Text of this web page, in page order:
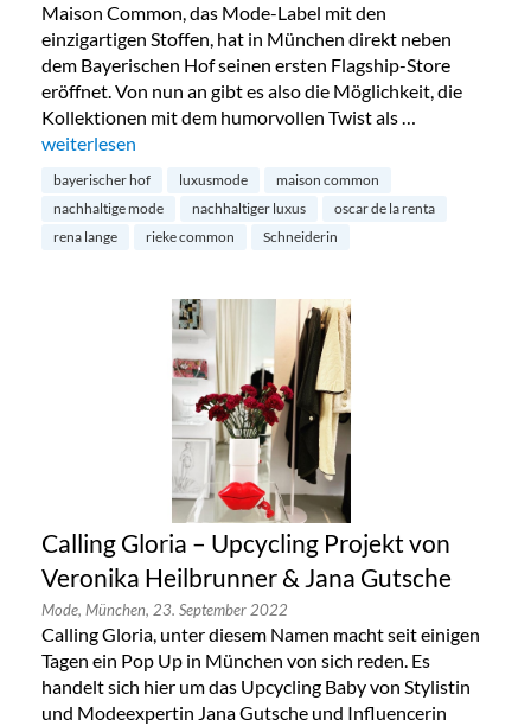
Maison Common, das Mode-Label mit den
einzigartigen Stoffen, hat in München direkt neben
dem Bayerischen Hof seinen ersten Flagship-Store
eröffnet. Von nun an gibt es also die Möglichkeit, die
Kollektionen mit dem humorvollen Twist als …
„Maison Commons erster Flagship-Store in München“
weiterlesen
bayerischer hof luxusmode
maison common
nachhaltige mode
nachhaltiger luxus
oscar de la renta
rena lange
rieke common Schneiderin
Calling Gloria – Upcycling Projekt von
Veronika Heilbrunner & Jana Gutsche
Mode, München, 23. September 2022
Calling Gloria, unter diesem Namen macht seit einigen
Tagen ein Pop Up in München von sich reden. Es
handelt sich hier um das Upcycling Baby von Stylistin
und Modeexpertin Jana Gutsche und Influencerin